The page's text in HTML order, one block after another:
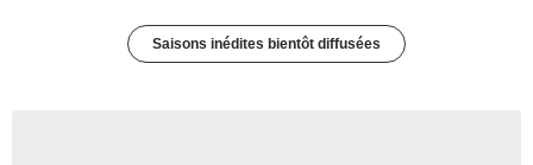
Saisons inédites bientôt diffusées